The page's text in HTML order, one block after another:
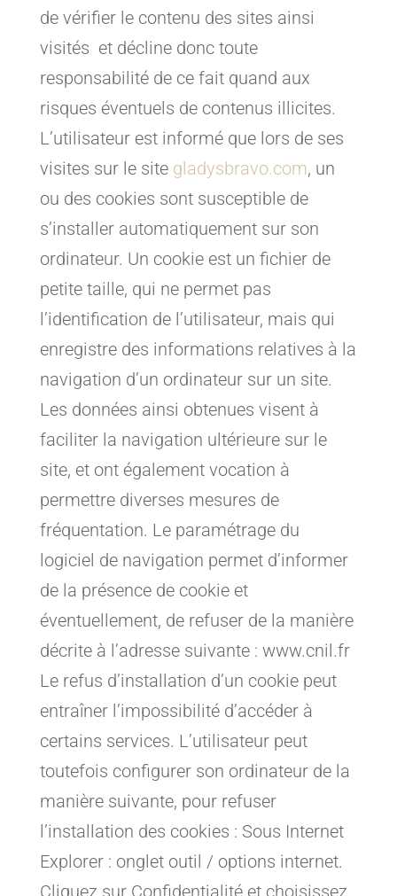
de vérifier le contenu des sites ainsi
visités et décline donc toute
responsabilité de ce fait quand aux
risques éventuels de contenus illicites.
L’utilisateur est informé que lors de ses
visites sur le site gladysbravo.com, un
ou des cookies sont susceptible de
s’installer automatiquement sur son
ordinateur. Un cookie est un fichier de
petite taille, qui ne permet pas
l’identification de l’utilisateur, mais qui
enregistre des informations relatives à la
navigation d’un ordinateur sur un site.
Les données ainsi obtenues visent à
faciliter la navigation ultérieure sur le
site, et ont également vocation à
permettre diverses mesures de
fréquentation. Le paramétrage du
logiciel de navigation permet d’informer
de la présence de cookie et
éventuellement, de refuser de la manière
décrite à l’adresse suivante : www.cnil.fr
Le refus d’installation d’un cookie peut
entraîner l’impossibilité d’accéder à
certains services. L’utilisateur peut
toutefois configurer son ordinateur de la
manière suivante, pour refuser
l’installation des cookies : Sous Internet
Explorer : onglet outil / options internet.
Cliquez sur Confidentialité et choisissez